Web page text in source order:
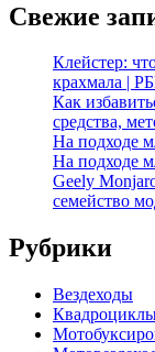
Свежие
Клейстер:
крахмала |
Как
средства,
На подходе
На подходе
Geely
семейство
Рубрики
Вездеходы